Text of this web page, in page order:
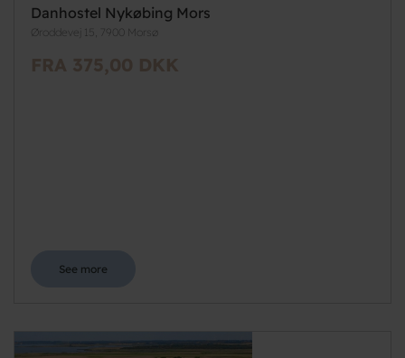
Danhostel Nykøbing Mors
Øroddevej 15, 7900 Morsø
FRA 375,00 DKK
See more